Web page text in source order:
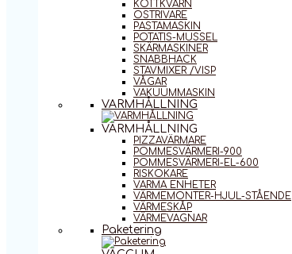
KÖTTKVARN
OSTRIVARE
PASTAMASKIN
POTATIS-MUSSEL
SKÄRMASKINER
SNABBHACK
STAVMIXER /VISP
VÅGAR
VAKUUMMASKIN
VARMHÅLLNING
VARMHÅLLNING
PIZZAVÄRMARE
POMMESVÄRMERI-900
POMMESVÄRMERI-EL-600
RISKOKARE
VARMA ENHETER
VÄRMEMONTER-HJUL-STÅENDE
VÄRMESKÅP
VÄRMEVAGNAR
Paketering